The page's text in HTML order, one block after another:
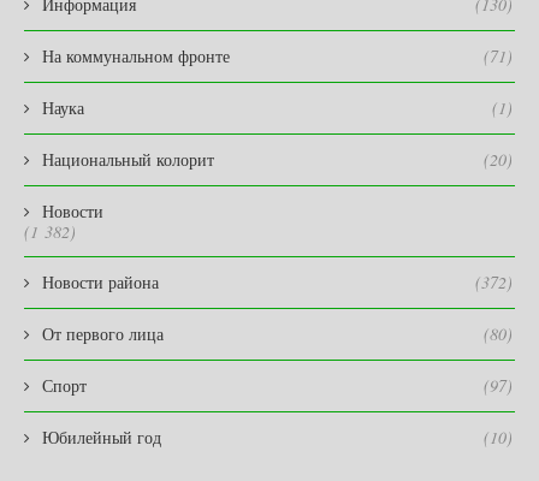
На коммунальном фронте (71)
Наука (1)
Национальный колорит (20)
Новости
(1 382)
Новости района (372)
От первого лица (80)
Спорт (97)
Юбилейный год (10)